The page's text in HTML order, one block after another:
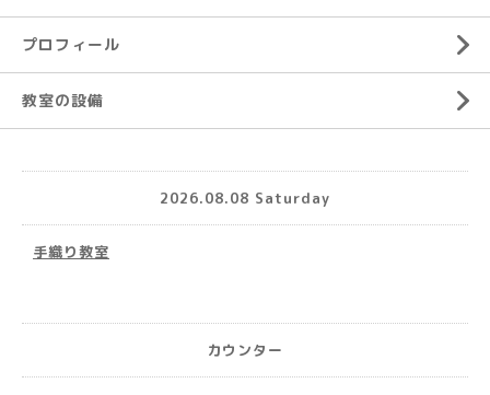
プロフィール
教室の設備
2026.08.08 Saturday
手織り教室
カウンター